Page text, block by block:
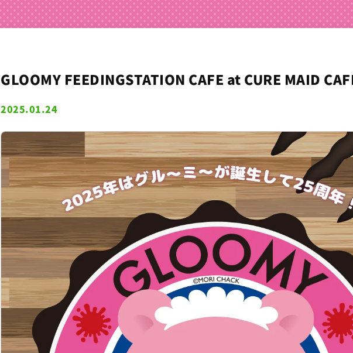
GLOOMY FEEDINGSTATION CAFE at CURE MAID
2025.01.24